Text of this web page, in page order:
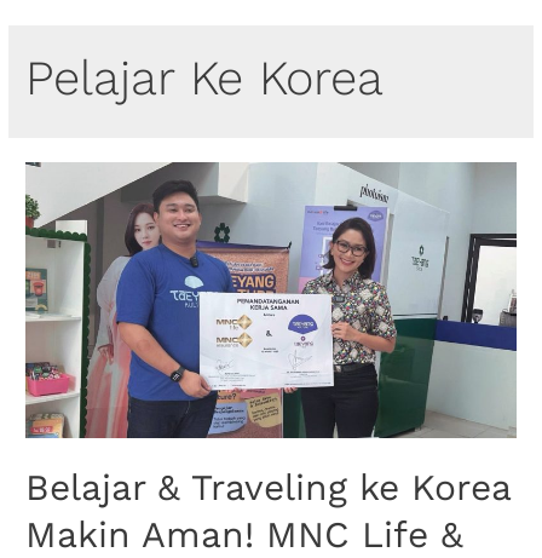
Pelajar Ke Korea
Belajar & Traveling ke Korea
Makin Aman! MNC Life &